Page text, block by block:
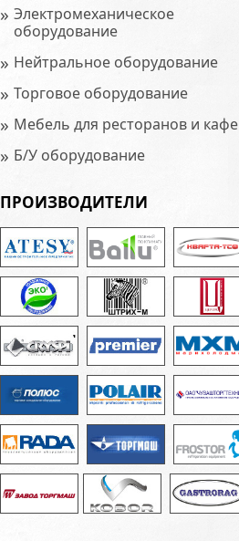
» Электромеханическое
оборудование
» Нейтральное оборудование
» Торговое оборудование
» Мебель для ресторанов и кафе
» Б/У оборудование
ПРОИЗВОДИТЕЛИ